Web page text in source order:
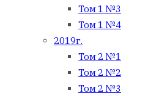
Том 1 №3
Том 1 №4
2019г.
Том 2 №1
Том 2 №2
Том 2 №3